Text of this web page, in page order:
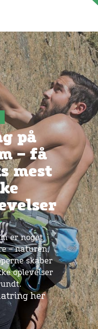
på
– få
mest
er noget
– naturen,
skaber
oplevelser
her